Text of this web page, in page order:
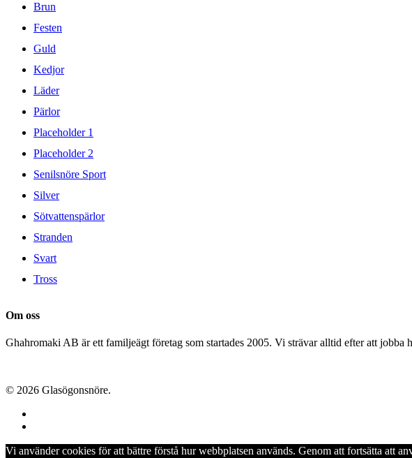
Brun
Festen
Guld
Kedjor
Läder
Pärlor
Placeholder 1
Placeholder 2
Senilsnöre Sport
Silver
Sötvattenspärlor
Stranden
Svart
Tross
Om oss
Ghahromaki AB är ett familjeägt företag som startades 2005. Vi strävar alltid efter att
© 2026 Glasögonsnöre.
Vi använder cookies för att bättre förstå hur webbplatsen används. Genom att fortsätta att